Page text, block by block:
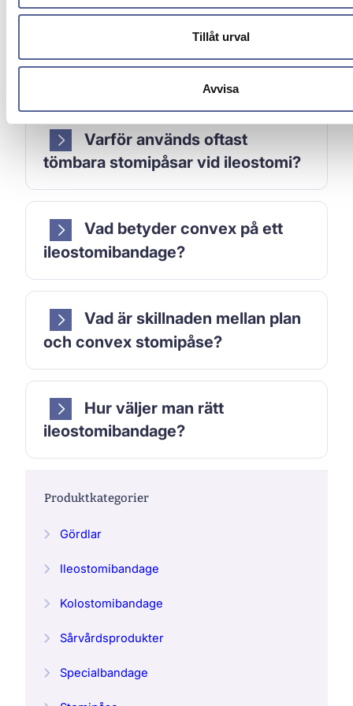
Tillåt urval
Avvisa
Vad är ett ileostomibandage?
Varför används oftast
tömbara stomipåsar vid ileostomi?
Vad betyder convex på ett
ileostomibandage?
Vad är skillnaden mellan plan
och convex stomipåse?
Hur väljer man rätt
ileostomibandage?
Produktkategorier
Gördlar
Ileostomibandage
Kolostomibandage
Sårvårdsprodukter
Specialbandage